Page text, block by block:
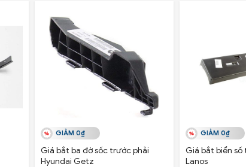
GIẢM 0₫
Giá bắt ba đờ sốc trước phải
Hyundai Getz
GIẢM 0₫
Giá bắt biển
Lanos